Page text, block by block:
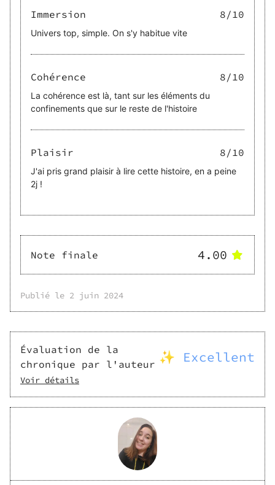
Immersion 8/10
Univers top, simple. On s'y habitue vite
Cohérence 8/10
La cohérence est là, tant sur les éléments du
confinements que sur le reste de l'histoire
Plaisir 8/10
J'ai pris grand plaisir à lire cette histoire, en a peine
2j !
Note finale 4.00
Publié le 2 juin 2024
Évaluation de la
chronique par l'auteur ✨ Excellent
Voir détails